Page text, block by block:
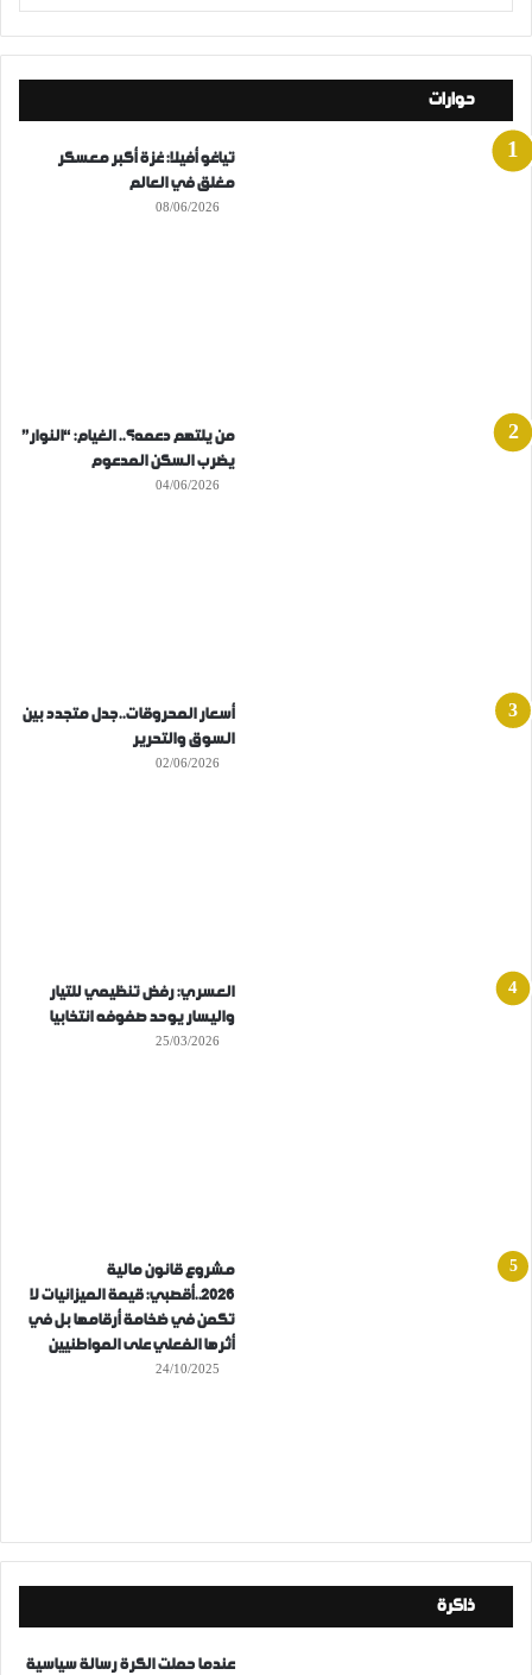
حوارات
تياغو أفيلا: غزة أكبر معسكر
مغلق في العالم
08/06/2026
من يلتهم دعمه؟.. الغيام: “النوار”
يضرب السكن المدعوم
04/06/2026
أسعار المحروقات..جدل متجدد بين
السوق والتحرير
02/06/2026
العسري: رفض تنظيمي للتيار
واليسار يوحد صفوفه انتخابيا
25/03/2026
مشروع قانون مالية
2026..أقصبي: قيمة الميزانيات لا
تكمن في ضخامة أرقامها بل في
أثرها الفعلي على المواطنيين
24/10/2025
ذاكرة
عندما حملت الكرة رسالة سياسية